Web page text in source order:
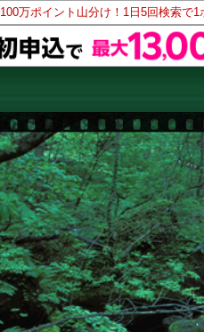
100万ポイント山分け！1日5回検索で1